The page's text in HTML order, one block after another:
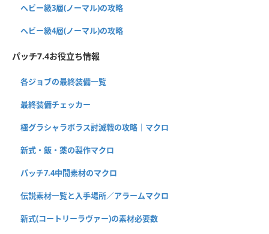
ヘビー級3層(ノーマル)の攻略
ヘビー級4層(ノーマル)の攻略
パッチ7.4お役立ち情報
各ジョブの最終装備一覧
最終装備チェッカー
極グラシャラボラス討滅戦の攻略｜マクロ
新式・飯・薬の製作マクロ
パッチ7.4中間素材のマクロ
伝説素材一覧と入手場所／アラームマクロ
新式(コートリーラヴァー)の素材必要数